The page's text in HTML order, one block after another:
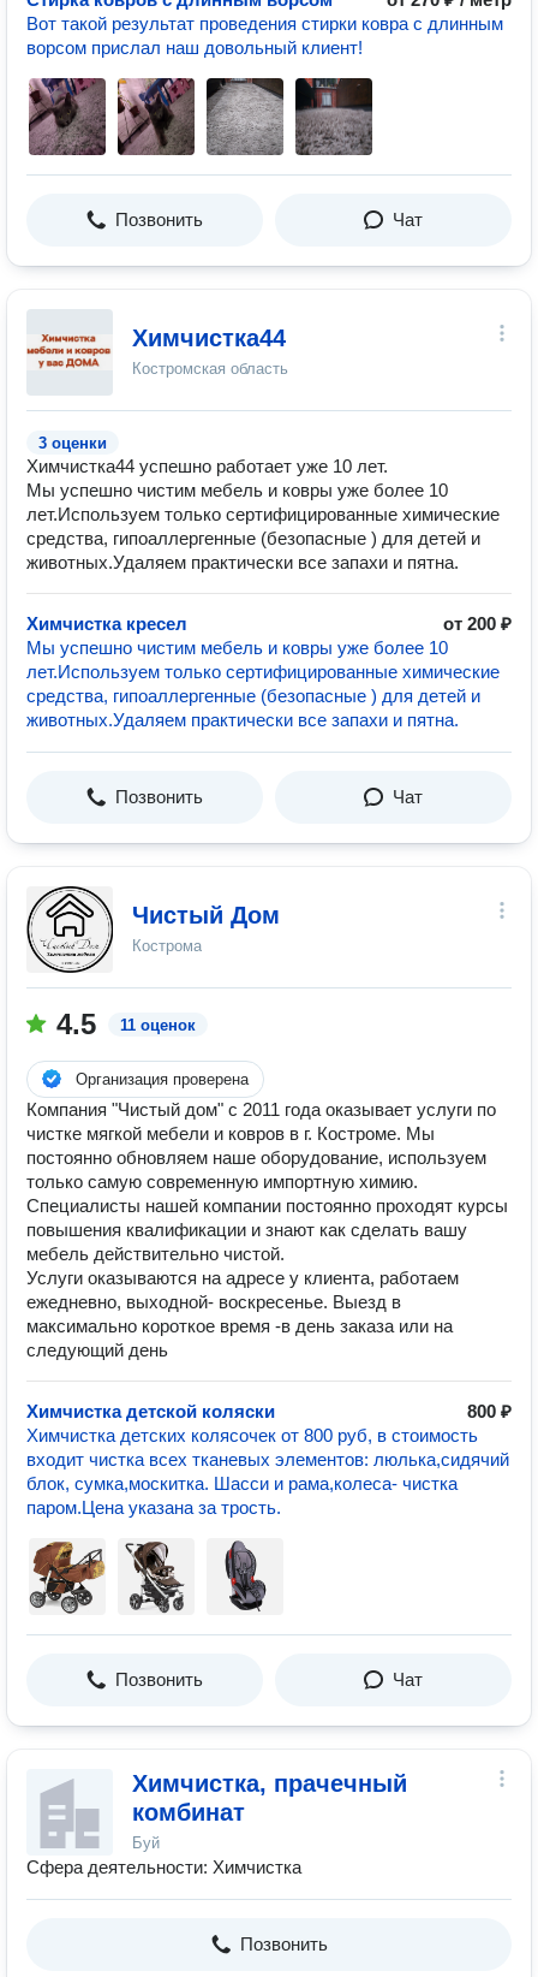
Вот такой результат проведения стирки ковра с длинным
ворсом прислал наш довольный клиент!
Позвонить Чат
Химчистка44
Костромская область
3 оценки
Химчистка44 успешно работает уже 10 лет.
Мы успешно чистим мебель и ковры уже более 10
лет.Используем только сертифицированные химические
средства, гипоаллергенные (безопасные ) для детей и
животных.Удаляем практически все запахи и пятна.
Химчистка кресел
от 200 ₽
Мы успешно чистим мебель и ковры уже более 10
лет.Используем только сертифицированные химические
средства, гипоаллергенные (безопасные ) для детей и
животных.Удаляем практически все запахи и пятна.
Позвонить Чат
Чистый Дом
Кострома
4.5 11 оценок
Организация проверена
Компания "Чистый дом" с 2011 года оказывает услуги по
чистке мягкой мебели и ковров в г. Костроме. Мы
постоянно обновляем наше оборудование, используем
только самую современную импортную химию.
Специалисты нашей компании постоянно проходят курсы
повышения квалификации и знают как сделать вашу
мебель действительно чистой.
Услуги оказываются на адресе у клиента, работаем
ежедневно, выходной- воскресенье. Выезд в
максимально короткое время -в день заказа или на
следующий день
Химчистка детской коляски
800 ₽
Химчистка детских колясочек от 800 руб, в стоимость
входит чистка всех тканевых элементов: люлька,сидячий
блок, сумка,москитка. Шасси и рама,колеса- чистка
паром.Цена указана за трость.
Позвонить Чат
Химчистка, прачечный
комбинат
Буй
Сфера деятельности: Химчистка
Позвонить